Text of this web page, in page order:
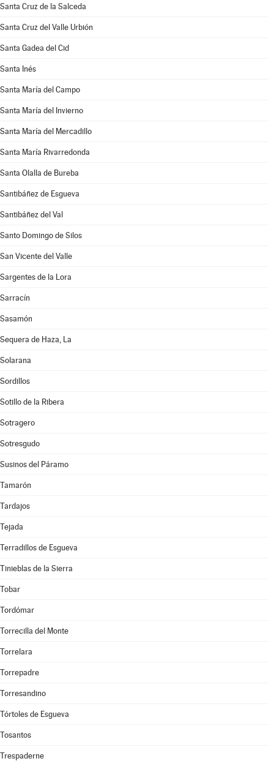
Santa Cruz de la Salceda
Santa Cruz del Valle Urbión
Santa Gadea del Cid
Santa Inés
Santa María del Campo
Santa María del Invierno
Santa María del Mercadillo
Santa María Rivarredonda
Santa Olalla de Bureba
Santibáñez de Esgueva
Santibáñez del Val
Santo Domingo de Silos
San Vicente del Valle
Sargentes de la Lora
Sarracín
Sasamón
Sequera de Haza, La
Solarana
Sordillos
Sotillo de la Ribera
Sotragero
Sotresgudo
Susinos del Páramo
Tamarón
Tardajos
Tejada
Terradillos de Esgueva
Tinieblas de la Sierra
Tobar
Tordómar
Torrecilla del Monte
Torrelara
Torrepadre
Torresandino
Tórtoles de Esgueva
Tosantos
Trespaderne